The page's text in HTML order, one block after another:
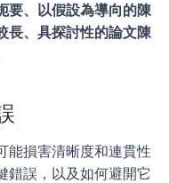
要、以假設為導向的陳
長、具探討性的論文陳
能損害清晰度和連貫性
錯誤，以及如何避開它